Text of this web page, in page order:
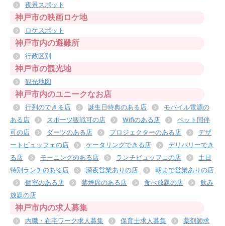
夜景スポット
神戸市の映画ロケ地
ロケスポット
神戸市内の避難所
行政区別
神戸市の観光地
観光地図
神戸市内のユニークなお店
行列のできる店 誕生日特典のある店
モバイル電源の
ある店
スポーツ観戦可の店 Wifiのある店
ペット同伴
可の店
ダーツのある店 プロジェクターのある店
デザ
ートビュッフェの店
ケータリングできる店
デリバリーでき
る店
モーニングのある店 ランチビュッフェの店
土日
特別ランチのある店
深夜営業ありの店
朝まで営業ありの店
個室のある店
禁煙席のある店 食べ放題の店
飲み
放題の店
神戸市内の求人募集
内職・在宅ワーク求人募集 保育士求人募集
薬剤師求